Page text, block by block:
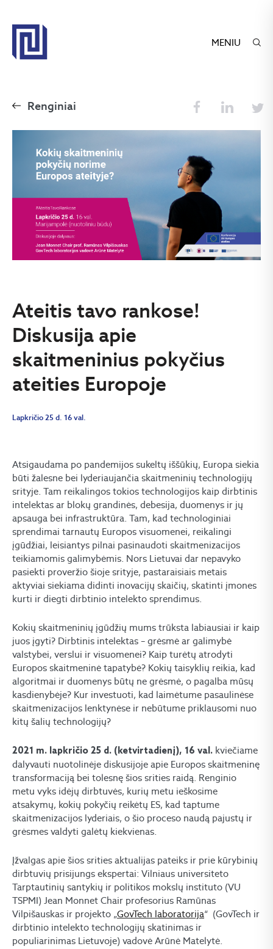
MENIU
Renginiai
Ateitis tavo rankose!
Diskusija apie
skaitmeninius pokyčius
ateities Europoje
Lapkričio 25 d. 16 val.
Atsigaudama po pandemijos sukeltų iššūkių, Europa siekia
būti žalesne bei lyderiaujančia skaitmeninių technologijų
srityje. Tam reikalingos tokios technologijos kaip dirbtinis
intelektas ar blokų grandinės, debesija, duomenys ir jų
apsauga bei infrastruktūra. Tam, kad technologiniai
sprendimai tarnautų Europos visuomenei, reikalingi
įgūdžiai, leisiantys pilnai pasinaudoti skaitmenizacijos
teikiamomis galimybėmis. Nors Lietuvai dar nepavyko
pasiekti proveržio šioje srityje, pastaraisiais metais
aktyviai siekiama didinti inovacijų skaičių, skatinti įmones
kurti ir diegti dirbtinio intelekto sprendimus.
Kokių skaitmeninių įgūdžių mums trūksta labiausiai ir kaip
juos įgyti? Dirbtinis intelektas – grėsmė ar galimybė
valstybei, verslui ir visuomenei? Kaip turėtų atrodyti
Europos skaitmeninė tapatybė? Kokių taisyklių reikia, kad
algoritmai ir duomenys būtų ne grėsmė, o pagalba mūsų
kasdienybėje? Kur investuoti, kad laimėtume pasaulinėse
skaitmenizacijos lenktynėse ir nebūtume priklausomi nuo
kitų šalių technologijų?
2021 m. lapkričio 25 d. (ketvirtadienį), 16 val. kviečiame
dalyvauti nuotolinėje diskusijoje apie Europos skaitmeninę
transformaciją bei tolesnę šios srities raidą. Renginio
metu vyks idėjų dirbtuvės, kurių metu ieškosime
atsakymų, kokių pokyčių reikėtų ES, kad taptume
skaitmenizacijos lyderiais, o šio proceso naudą pajustų ir
grėsmes valdyti galėtų kiekvienas.
Įžvalgas apie šios srities aktualijas pateiks ir prie kūrybinių
dirbtuvių prisijungs ekspertai: Vilniaus universiteto
Tarptautinių santykių ir politikos mokslų instituto (VU
TSPMI) Jean Monnet Chair profesorius Ramūnas
Vilpišauskas ir projekto „GovTech laboratorija“ (GovTech ir
dirbtinio intelekto technologijų skatinimas ir
populiarinimas Lietuvoje) vadovė Arūnė Matelytė.